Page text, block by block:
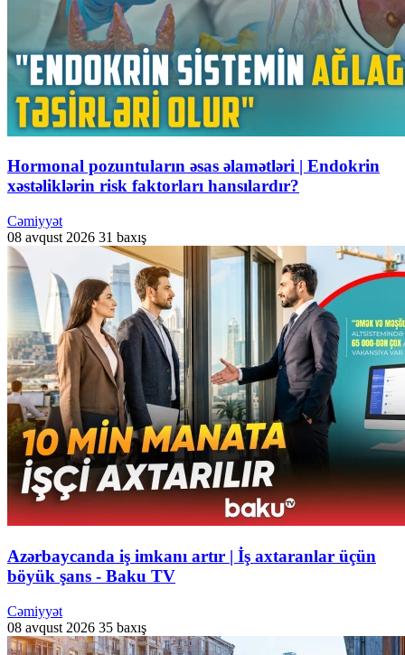
Hormonal pozuntuların əsas əlamətləri | Endokrin
xəstəliklərin risk faktorları hansılardır?
Cəmiyyət
08 avqust 2026 31 baxış
Azərbaycanda iş imkanı artır | İş axtaranlar üçün
böyük şans - Baku TV
Cəmiyyət
08 avqust 2026 35 baxış